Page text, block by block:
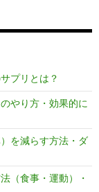
プリとは？
やり方・効果的に
を減らす方法・ダ
（食事・運動）・